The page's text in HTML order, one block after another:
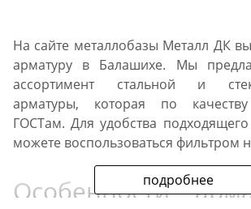
подробнее
На сайте металлобазы Металл ДК
арматуру в Балашихе. Мы
ассортимент стальной и
арматуры, которая по качеству
ГОСТам. Для удобства
можете воспользоваться фильтром
Особенности